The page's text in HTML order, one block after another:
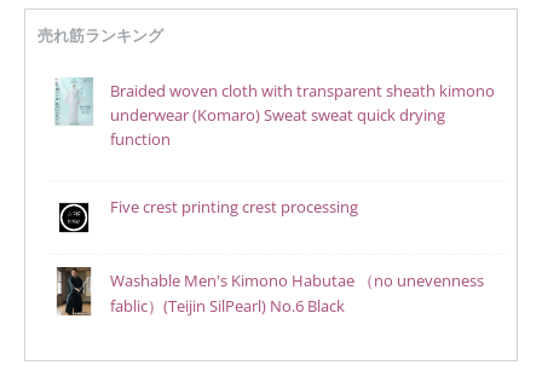
売れ筋ランキング
Braided woven cloth with transparent sheath kimono
underwear (Komaro) Sweat sweat quick drying
function
Five crest printing crest processing
Washable Men's Kimono Habutae （no unevenness
fablic）(Teijin SilPearl) No.6 Black